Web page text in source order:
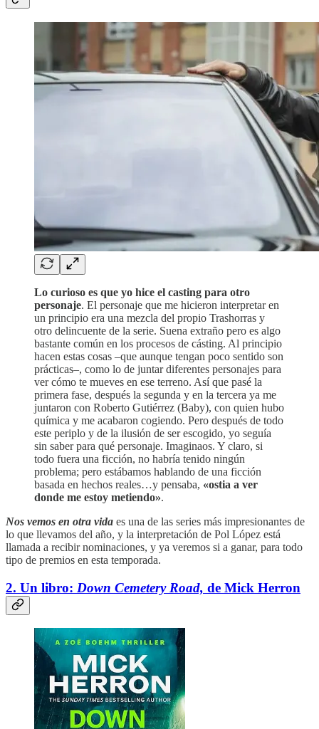
Lo curioso es que yo hice el casting para otro
personaje. El personaje que me hicieron interpretar en
un principio era una mezcla del propio Trashorras y
otro delincuente de la serie. Suena extraño pero es algo
bastante común en los procesos de cásting. Al principio
hacen estas cosas –que aunque tengan poco sentido son
prácticas–, como lo de juntar diferentes personajes para
ver cómo te mueves en ese terreno. Así que pasé la
primera fase, después la segunda y en la tercera ya me
juntaron con Roberto Gutiérrez (Baby), con quien hubo
química y me acabaron cogiendo. Pero después de todo
este periplo y de la ilusión de ser escogido, yo seguía
sin saber para qué personaje. Imaginaos. Y claro, si
todo fuera una ficción, no habría tenido ningún
problema; pero estábamos hablando de una ficción
basada en hechos reales…y pensaba, «ostia a ver
donde me estoy metiendo».
Nos vemos en otra vida es una de las series más impresionantes de
lo que llevamos del año, y la interpretación de Pol López está
llamada a recibir nominaciones, y ya veremos si a ganar, para todo
tipo de premios en esta temporada.
2. Un libro: Down Cemetery Road, de Mick Herron